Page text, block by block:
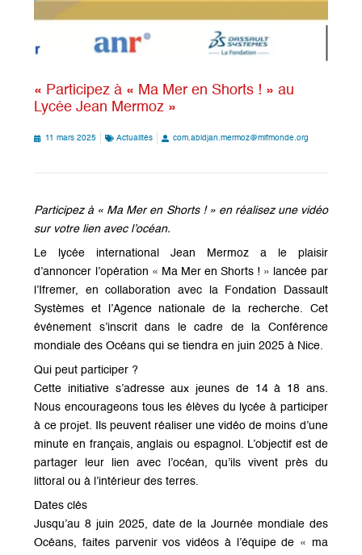
« Participez à « Ma Mer en Shorts ! » au
Lycée Jean Mermoz »
11 mars 2025 Actualités com.abidjan.mermoz@mlfmonde.org
Participez à « Ma Mer en Shorts ! » en réalisez une vidéo
sur votre lien avec l’océan.
Le lycée international Jean Mermoz a le plaisir
d’annoncer l’opération « Ma Mer en Shorts ! » lancée par
l’Ifremer, en collaboration avec la Fondation Dassault
Systèmes et l’Agence nationale de la recherche. Cet
événement s’inscrit dans le cadre de la Conférence
mondiale des Océans qui se tiendra en juin 2025 à Nice.
Qui peut participer ?
Cette initiative s’adresse aux jeunes de 14 à 18 ans.
Nous encourageons tous les élèves du lycée à participer
à ce projet. Ils peuvent réaliser une vidéo de moins d’une
minute en français, anglais ou espagnol. L’objectif est de
partager leur lien avec l’océan, qu’ils vivent près du
littoral ou à l’intérieur des terres.
Dates clés
Jusqu’au 8 juin 2025, date de la Journée mondiale des
Océans, faites parvenir vos vidéos à l’équipe de « ma